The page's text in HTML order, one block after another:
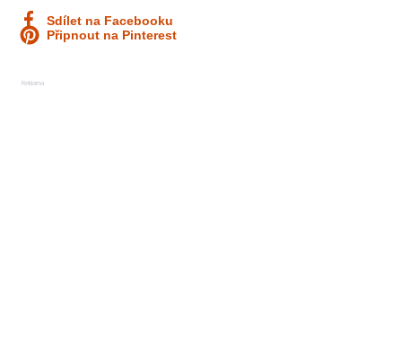
Sdílet na Facebooku
Připnout na Pinterest
Reklama